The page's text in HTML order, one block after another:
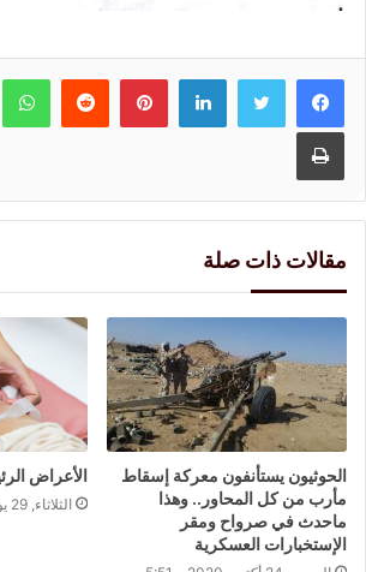
لينكدإنبينتيريست
طباعة
مقالات ذات صلة
الحوثيون يستأنفون معركة إسقاط
مأرب من كل المحاور.. وهذا
ماحدث في صرواح ومقر
الإستخبارات العسكرية
الأعراض
الثلاثاء, 29 يونيو 2021 - 9:03 م